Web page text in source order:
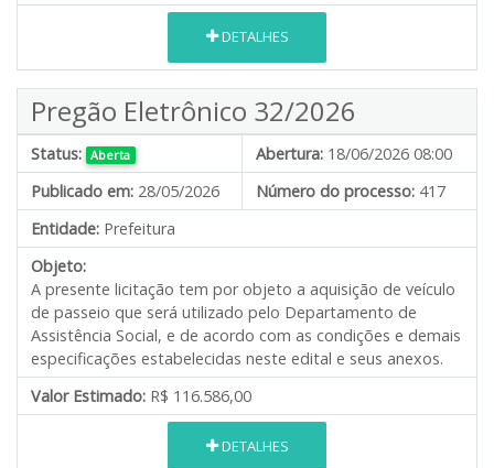
DETALHES
Pregão Eletrônico 32/2026
Status: Aberta Abertura: 18/06/2026 08:00
Publicado em: 28/05/2026 Número do processo: 417
Entidade: Prefeitura
Objeto:
A presente licitação tem por objeto a aquisição de veículo
de passeio que será utilizado pelo Departamento de
Assistência Social, e de acordo com as condições e demais
especificações estabelecidas neste edital e seus anexos.
Valor Estimado: R$ 116.586,00
DETALHES